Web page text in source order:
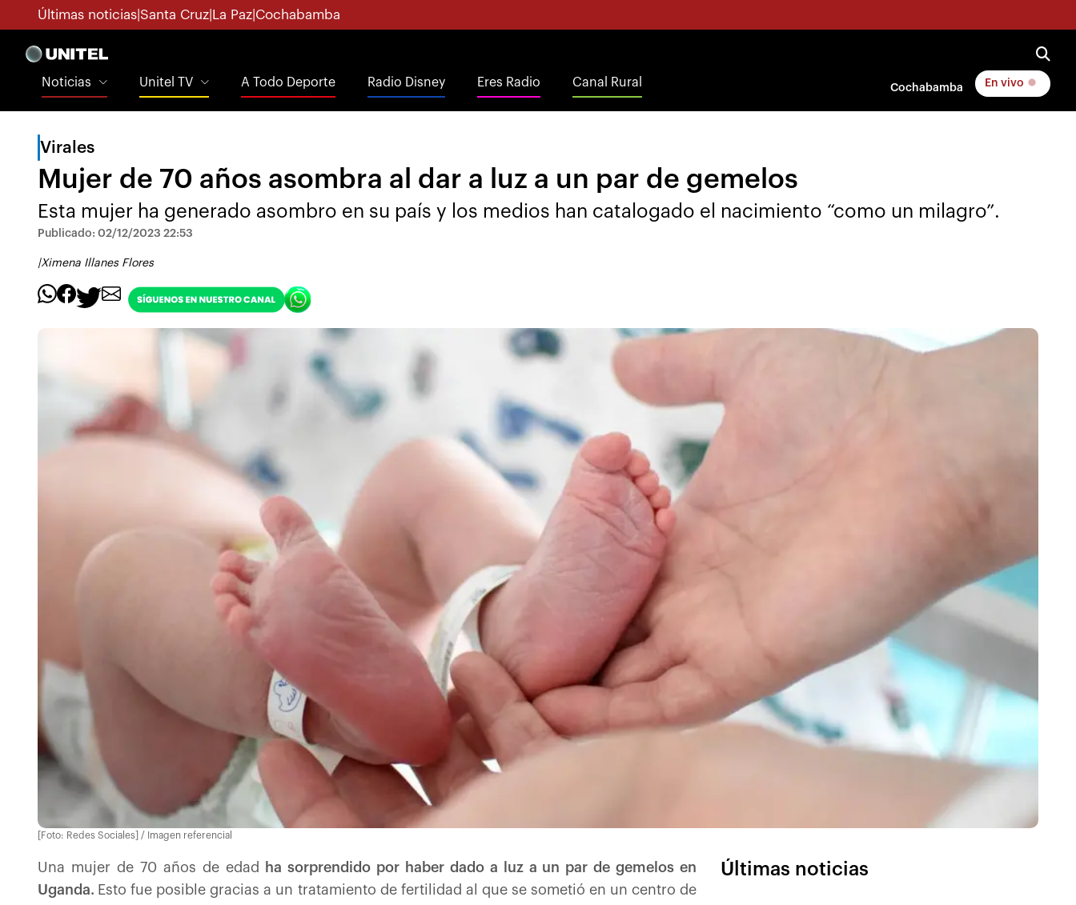
Últimas noticias Santa Cruz La Paz Cochabamba
Noticias Unitel TV A Todo Deporte Radio Disney Eres Radio Canal Rural Cochabamba En vivo
Virales
Mujer de 70 años asombra al dar a luz a un par de gemelos
Esta mujer ha generado asombro en su país y los medios han catalogado el nacimiento “como un milagro”.
Publicado: 02/12/2023 22:53
|Ximena Illanes Flores
[Foto: Redes Sociales] / Imagen referencial
Una mujer de 70 años de edad ha sorprendido por haber dado a luz a un par de gemelos en
Uganda. Esto fue posible gracias a un tratamiento de fertilidad al que se sometió en un centro de
Últimas noticias